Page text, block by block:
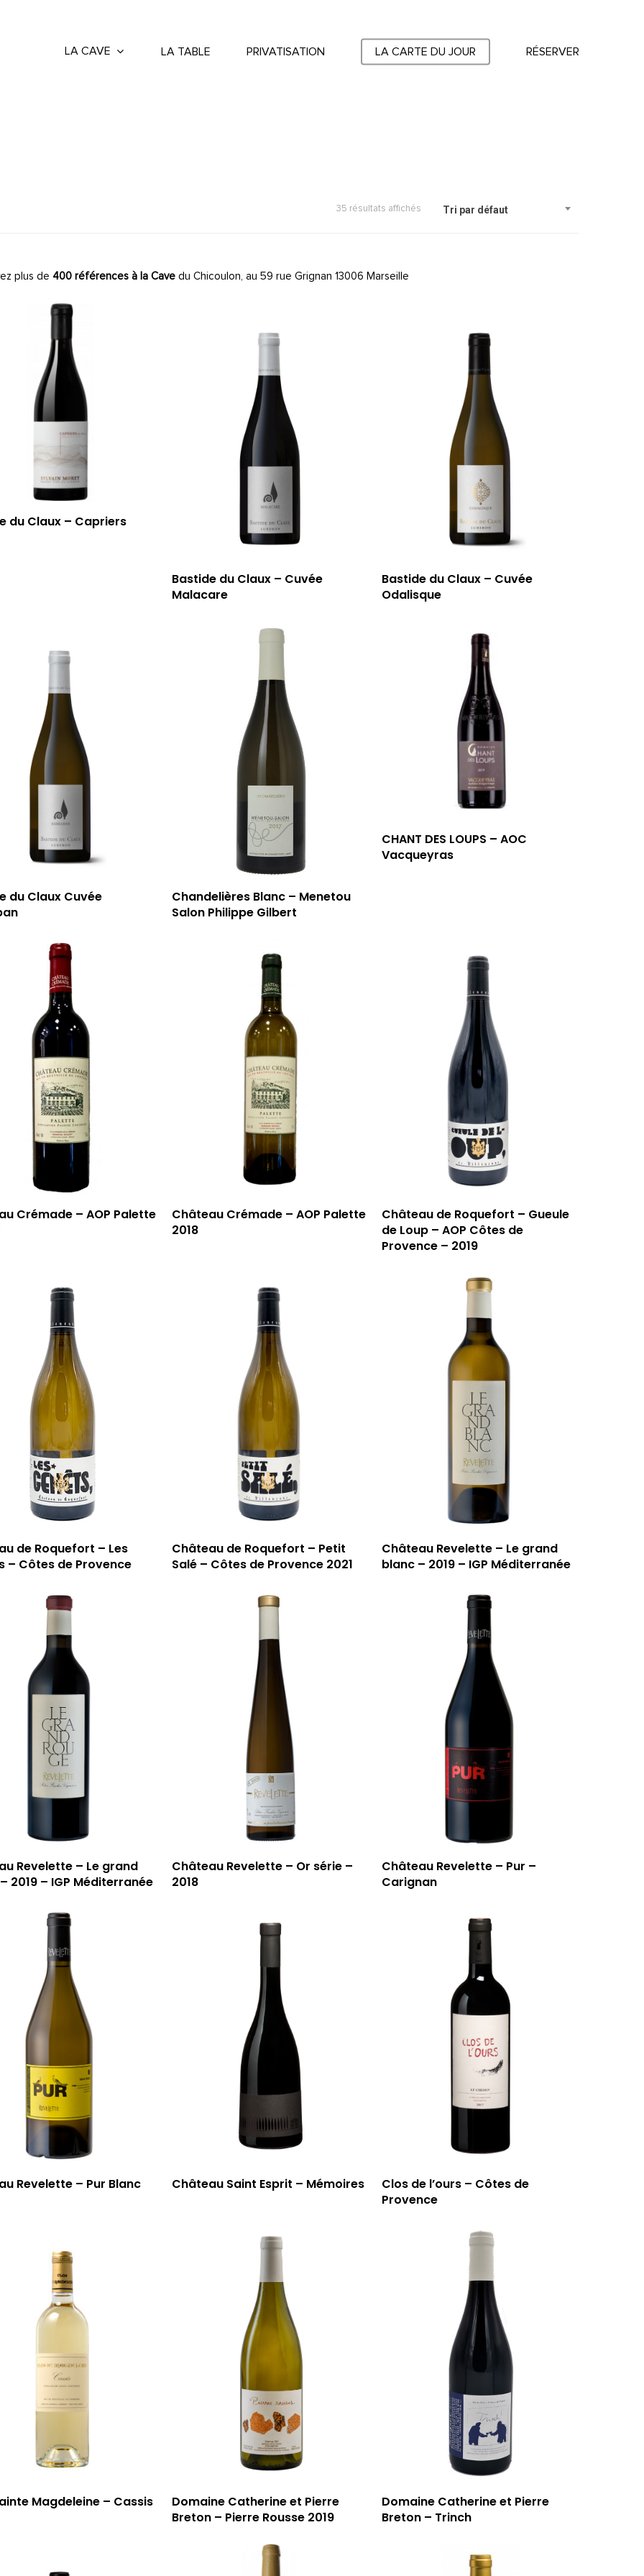
LA CAVE LA TABLE PRIVATISATION LA CARTE DU JOUR RÉSERVER
Tri par défaut
35 résultats affichés
plus de 400 références à la Cave du Chicoulon, au 59 rue Grignan 13006 Marseille
du Claux – Capriers
Bastide du Claux – Cuvée
Malacare
Bastide du Claux – Cuvée
Odalisque
du Claux Cuvée
Chandelières Blanc – Menetou
Salon Philippe Gilbert
CHANT DES LOUPS – AOC
Vacqueyras
Crémade – AOP Palette
Château Crémade – AOP Palette
2018
Château de Roquefort – Gueule
de Loup – AOP Côtes de
Provence – 2019
de Roquefort – Les
– Côtes de Provence
Château de Roquefort – Petit
Salé – Côtes de Provence 2021
Château Revelette – Le grand
blanc – 2019 – IGP Méditerranée
Revelette – Le grand
2019 – IGP Méditerranée
Château Revelette – Or série –
2018
Château Revelette – Pur –
Carignan
Revelette – Pur Blanc Château Saint Esprit – Mémoires
Clos de l’ours – Côtes de
Provence
Magdeleine – Cassis
Domaine Catherine et Pierre
Breton – Pierre Rousse 2019
Domaine Catherine et Pierre
Breton – Trinch
59 rue Grignan
T: 04 91 33 46 59